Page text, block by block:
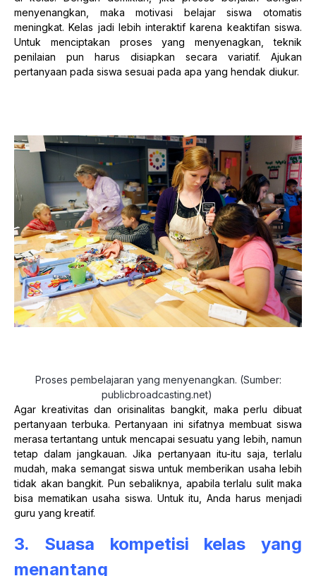
menyenangkan, maka motivasi belajar siswa otomatis
meningkat. Kelas jadi lebih interaktif karena keaktifan siswa.
Untuk menciptakan proses yang menyenagkan, teknik
penilaian pun harus disiapkan secara variatif. Ajukan
pertanyaan pada siswa sesuai pada apa yang hendak diukur.
Proses pembelajaran yang menyenangkan. (Sumber:
publicbroadcasting.net)
Agar kreativitas dan orisinalitas bangkit, maka perlu dibuat
pertanyaan terbuka. Pertanyaan ini sifatnya membuat siswa
merasa tertantang untuk mencapai sesuatu yang lebih, namun
tetap dalam jangkauan. Jika pertanyaan itu-itu saja, terlalu
mudah, maka semangat siswa untuk memberikan usaha lebih
tidak akan bangkit. Pun sebaliknya, apabila terlalu sulit maka
bisa mematikan usaha siswa. Untuk itu, Anda harus menjadi
guru yang kreatif.
3. Suasa kompetisi kelas yang
menantang